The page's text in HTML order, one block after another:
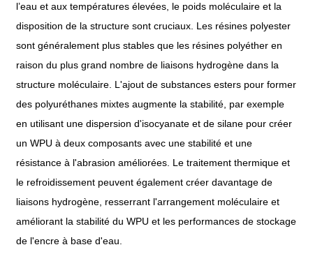
l’eau et aux températures élevées, le poids moléculaire et la
disposition de la structure sont cruciaux. Les résines polyester
sont généralement plus stables que les résines polyéther en
raison du plus grand nombre de liaisons hydrogène dans la
structure moléculaire. L'ajout de substances esters pour former
des polyuréthanes mixtes augmente la stabilité, par exemple
en utilisant une dispersion d'isocyanate et de silane pour créer
un WPU à deux composants avec une stabilité et une
résistance à l'abrasion améliorées. Le traitement thermique et
le refroidissement peuvent également créer davantage de
liaisons hydrogène, resserrant l'arrangement moléculaire et
améliorant la stabilité du WPU et les performances de stockage
de l'encre à base d'eau.